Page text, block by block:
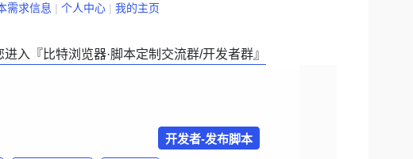
需求信息 | 个人中心 | 我的主页
进入『比特浏览器·脚本定制交流群/开发者群』
开发者-发布脚本